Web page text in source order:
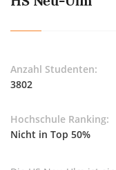
Anzahl Studenten:
3802
Hochschule Ranking:
Nicht in Top 50%